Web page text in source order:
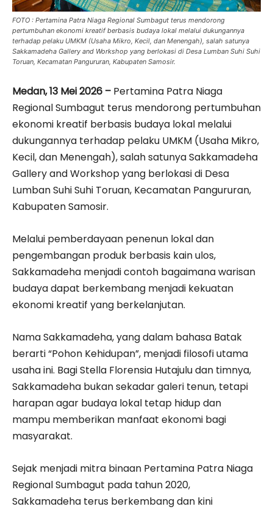
FOTO : Pertamina Patra Niaga Regional Sumbagut terus mendorong
pertumbuhan ekonomi kreatif berbasis budaya lokal melalui dukungannya
terhadap pelaku UMKM (Usaha Mikro, Kecil, dan Menengah), salah satunya
Sakkamadeha Gallery and Workshop yang berlokasi di Desa Lumban Suhi Suhi
Toruan, Kecamatan Pangururan, Kabupaten Samosir.
Medan, 13 Mei 2026 – Pertamina Patra Niaga
Regional Sumbagut terus mendorong pertumbuhan
ekonomi kreatif berbasis budaya lokal melalui
dukungannya terhadap pelaku UMKM (Usaha Mikro,
Kecil, dan Menengah), salah satunya Sakkamadeha
Gallery and Workshop yang berlokasi di Desa
Lumban Suhi Suhi Toruan, Kecamatan Pangururan,
Kabupaten Samosir.
Melalui pemberdayaan penenun lokal dan
pengembangan produk berbasis kain ulos,
Sakkamadeha menjadi contoh bagaimana warisan
budaya dapat berkembang menjadi kekuatan
ekonomi kreatif yang berkelanjutan.
Nama Sakkamadeha, yang dalam bahasa Batak
berarti “Pohon Kehidupan”, menjadi filosofi utama
usaha ini. Bagi Stella Florensia Hutajulu dan timnya,
Sakkamadeha bukan sekadar galeri tenun, tetapi
harapan agar budaya lokal tetap hidup dan
mampu memberikan manfaat ekonomi bagi
masyarakat.
Sejak menjadi mitra binaan Pertamina Patra Niaga
Regional Sumbagut pada tahun 2020,
Sakkamadeha terus berkembang dan kini